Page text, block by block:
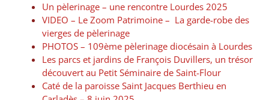
Un pèlerinage – une rencontre Lourdes 2025
VIDEO – Le Zoom Patrimoine – La garde-robe des
vierges de pèlerinage
PHOTOS – 109ème pèlerinage diocésain à Lourdes
Les parcs et jardins de François Duvillers, un trésor
découvert au Petit Séminaire de Saint-Flour
Caté de la paroisse Saint Jacques Berthieu en